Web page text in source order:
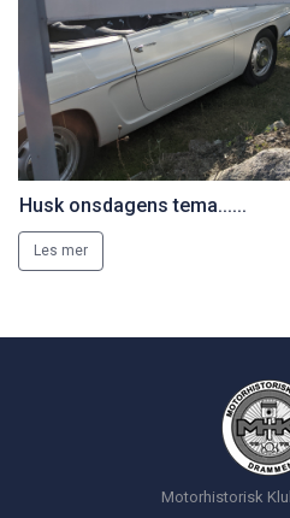
Husk onsdagens tema......
Les mer
Motorhistorisk